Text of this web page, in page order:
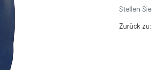
Stellen
Zurück zu: